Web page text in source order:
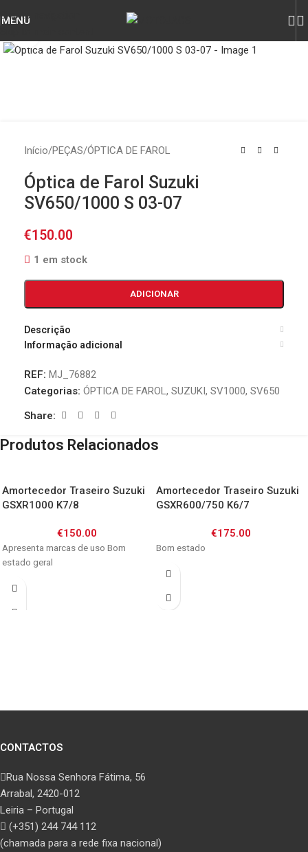
Skip to navigation
MENU
Início/PEÇAS/ÓPTICA DE FAROL
Óptica de Farol Suzuki
SV650/1000 S 03-07
€150.00
1 em stock
ADICIONAR
Descrição
Informação adicional
REF: MJ_76882
Categorias: ÓPTICA DE FAROL, SUZUKI, SV1000, SV650
Share:
Produtos Relacionados
Amortecedor Traseiro Suzuki
GSXR1000 K7/8
€150.00
Apresenta marcas de uso Bom
estado geral
Amortecedor Traseiro Suzuki
GSXR600/750 K6/7
€175.00
Bom estado
CONTACTOS
Rua Nossa Senhora Fátima, 56
Arrabal, 2420-012
Leiria – Portugal
(+351) 244 744 112
(chamada para a rede fixa nacional)